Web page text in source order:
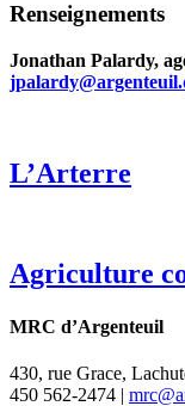
Renseignements
Jonathan Palardy,
L’Arterre
Agriculture
MRC d’Argenteuil
430, rue Grace,
450 562-2474 |